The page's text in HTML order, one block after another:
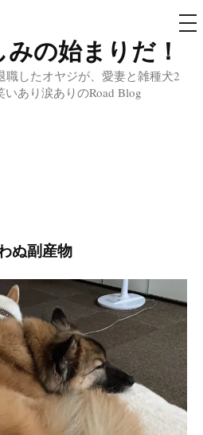
の始まりだ！
職したオヤジが、愛妻と雑種犬2
あり涙ありのRoad Blog
メ
ニ
ぬ副産物